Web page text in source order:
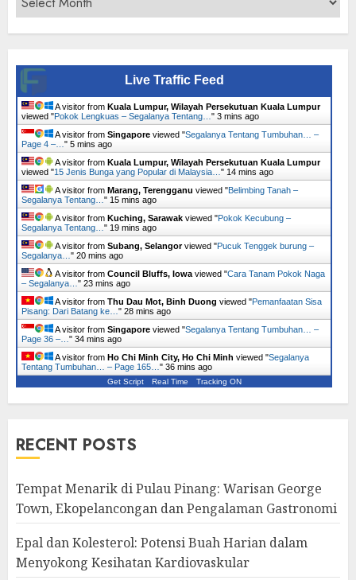
Live Traffic Feed
A visitor from Kuala Lumpur, Wilayah Persekutuan Kuala Lumpur
viewed "Pokok Lengkuas – Segalanya Tentang… " 3 mins ago
A visitor from Singapore viewed "Segalanya Tentang Tumbuhan… –
Page 4 –… " 5 mins ago
A visitor from Kuala Lumpur, Wilayah Persekutuan Kuala Lumpur
viewed "15 Jenis Bunga yang Popular di Malaysia… " 14 mins ago
A visitor from Marang, Terengganu viewed "Belimbing Tanah –
Segalanya Tentang… " 15 mins ago
A visitor from Kuching, Sarawak viewed "Pokok Kecubung –
Segalanya Tentang… " 19 mins ago
A visitor from Subang, Selangorviewed "Pucuk Tenggek burung –
Segalanya… " 20 mins ago
A visitor from Council Bluffs, Iowa viewed "Cara Tanam Pokok Naga
– Segalanya… " 23 mins ago
A visitor from Thu Dau Mot, Binh Duong viewed "Pemanfaatan Sisa
Pisang: Dari Batang ke… " 28 mins ago
A visitor from Singapore viewed "Segalanya Tentang Tumbuhan… –
Page 36 –… " 34 mins ago
A visitor from Ho Chi Minh City, Ho Chi Minh viewed "Segalanya
Tentang Tumbuhan… – Page 165… " 36 mins ago
Get Script Real Time Tracking ON
RECENT POSTS
Tempat Menarik di Pulau Pinang: Warisan George
Town, Ekopelancongan dan Pengalaman Gastronomi
Epal dan Kolesterol: Potensi Buah Harian dalam
Menyokong Kesihatan Kardiovaskular